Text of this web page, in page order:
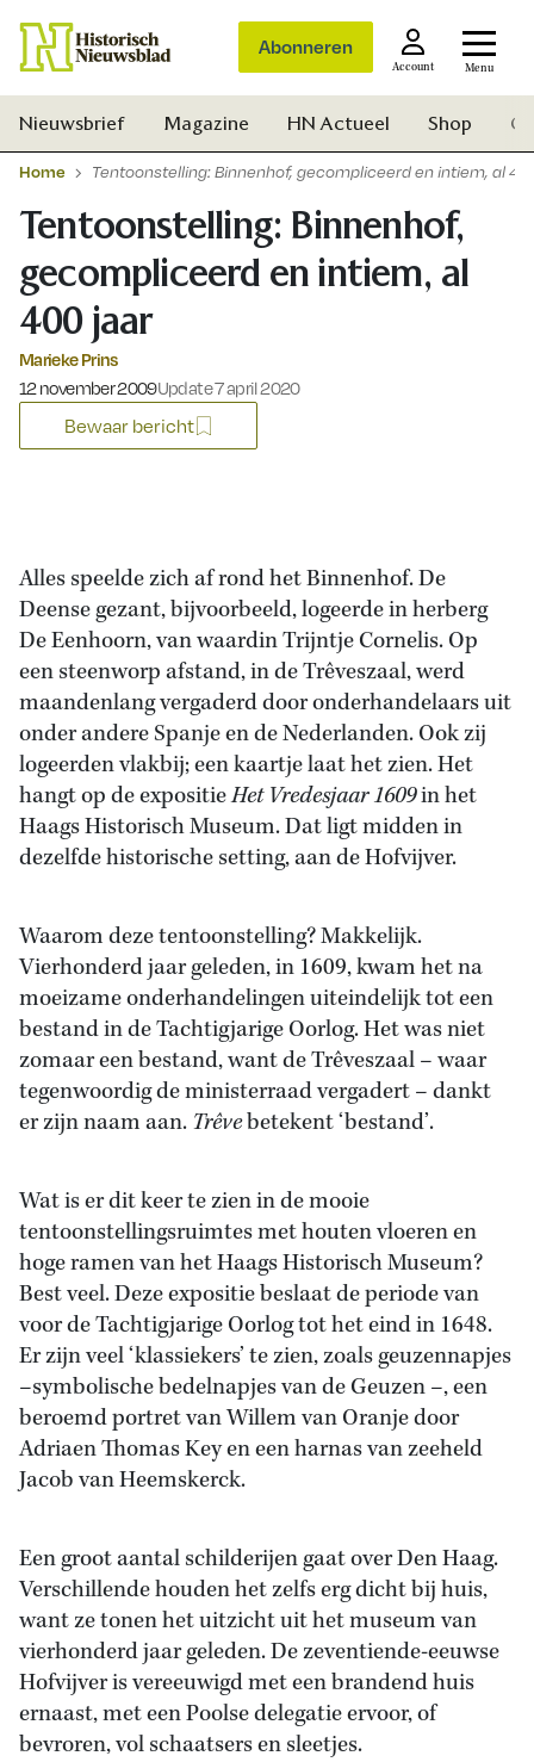
Abonneren
Account Menu
Nieuwsbrief Magazine HN Actueel Shop
Home Tentoonstelling: Binnenhof, gecompliceerd en intiem, al
Tentoonstelling: Binnenhof,
gecompliceerd en intiem, al
400 jaar
Marieke Prins
Gepubliceerd op:
12 november 2009Update 7 april 2020
Bewaar bericht
Alles speelde zich af rond het Binnenhof. De
Deense gezant, bijvoorbeeld, logeerde in herberg
De Eenhoorn, van waardin Trijntje Cornelis. Op
een steenworp afstand, in de Trêveszaal, werd
maandenlang vergaderd door onderhandelaars uit
onder andere Spanje en de Nederlanden. Ook zij
logeerden vlakbij; een kaartje laat het zien. Het
hangt op de expositieHet Vredesjaar 1609in het
Haags Historisch Museum. Dat ligt midden in
dezelfde historische setting, aan de Hofvijver.
Waarom deze tentoonstelling? Makkelijk.
Vierhonderd jaar geleden, in 1609, kwam het na
moeizame onderhandelingen uiteindelijk tot een
bestand in de Tachtigjarige Oorlog. Het was niet
zomaar een bestand, want de Trêveszaal – waar
tegenwoordig de ministerraad vergadert – dankt
er zijn naam aan.Trêvebetekent ‘bestand’.
Wat is er dit keer te zien in de mooie
tentoonstellingsruimtes met houten vloeren en
hoge ramen van het Haags Historisch Museum?
Best veel. Deze expositie beslaat de periode van
voor de Tachtigjarige Oorlog tot het eind in 1648.
Er zijn veel ‘klassiekers’ te zien, zoals geuzennapjes
–symbolische bedelnapjes van de Geuzen –, een
beroemd portret van Willem van Oranje door
Adriaen Thomas Key en een harnas van zeeheld
Jacob van Heemskerck.
Een groot aantal schilderijen gaat over Den Haag.
Verschillende houden het zelfs erg dicht bij huis,
want ze tonen het uitzicht uit het museum van
vierhonderd jaar geleden. De zeventiende-eeuwse
Hofvijver is vereeuwigd met een brandend huis
ernaast, met een Poolse delegatie ervoor, of
bevroren, vol schaatsers en sleetjes.